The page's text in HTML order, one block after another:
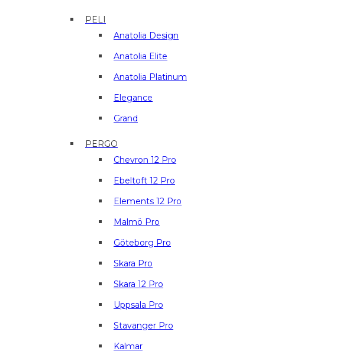
PELI
Anatolia Design
Anatolia Elite
Anatolia Platinum
Elegance
Grand
PERGO
Chevron 12 Pro
Ebeltoft 12 Pro
Elements 12 Pro
Malmö Pro
Göteborg Pro
Skara Pro
Skara 12 Pro
Uppsala Pro
Stavanger Pro
Kalmar